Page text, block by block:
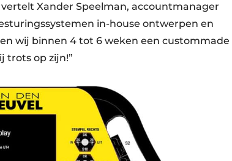
Xander Speelman, accountmanager
in-house ontwerpen en
wij binnen 4 tot 6 weken een custommade
trots op zijn!”